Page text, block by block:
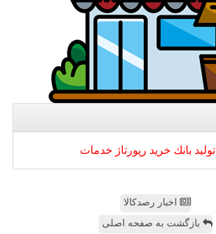
تولید بانك خرید رپورتاژ خدمات
اخبار رصدکالا
بازگشت به صفحه اصلی